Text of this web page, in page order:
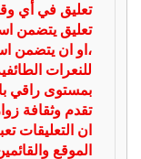
تعليق في أي
تعليق يتضمن
،او ان يتضمن
للنعرات
بمستوى راقي
تقدم وثقافة
ان التعليقات
الموقع